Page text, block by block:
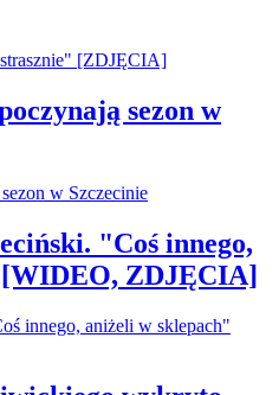
sezon w
"Coś innego,
ZDJĘCIA]